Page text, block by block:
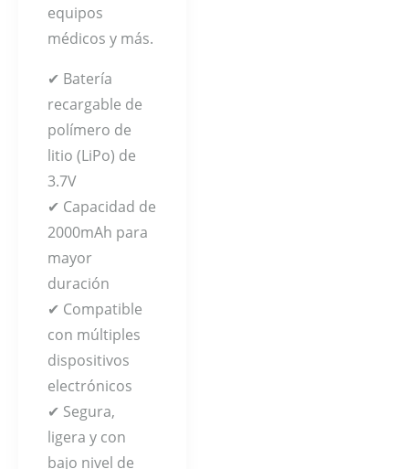
equipos
médicos y más.
✔ Batería
recargable de
polímero de
litio (LiPo) de
3.7V
✔ Capacidad de
2000mAh para
mayor
duración
✔ Compatible
con múltiples
dispositivos
electrónicos
✔ Segura,
ligera y con
bajo nivel de